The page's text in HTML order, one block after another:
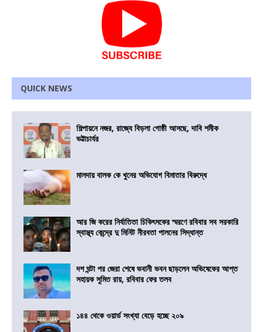
QUICK NEWS
শিল্পায়নে নজর, রাজ্যে বিড়লা গোষ্ঠী আসছে, দাবি শমীক
ভট্টাচার্যর
মালদায় বালক কে খুনের অভিযোগ বিমাতার বিরুদ্ধে
আর জি করের নির্যাতিতা চিকিৎসকের স্মরণে রবিবার সব সরকারি
স্বাস্থ্য কেন্দ্রে দু মিনিট নীরবতা পালনের সিদ্ধান্ত
দশ ঘন্টা পর জেরা শেষে ভবানী ভবন ছাড়লেন অভিষেকের আপ্ত
সহায়ক সুমিত রায়, রবিবার ফের তলব
১৪৪ থেকে ওয়ার্ড সংখ্যা বেড়ে হচ্ছে ২০৯